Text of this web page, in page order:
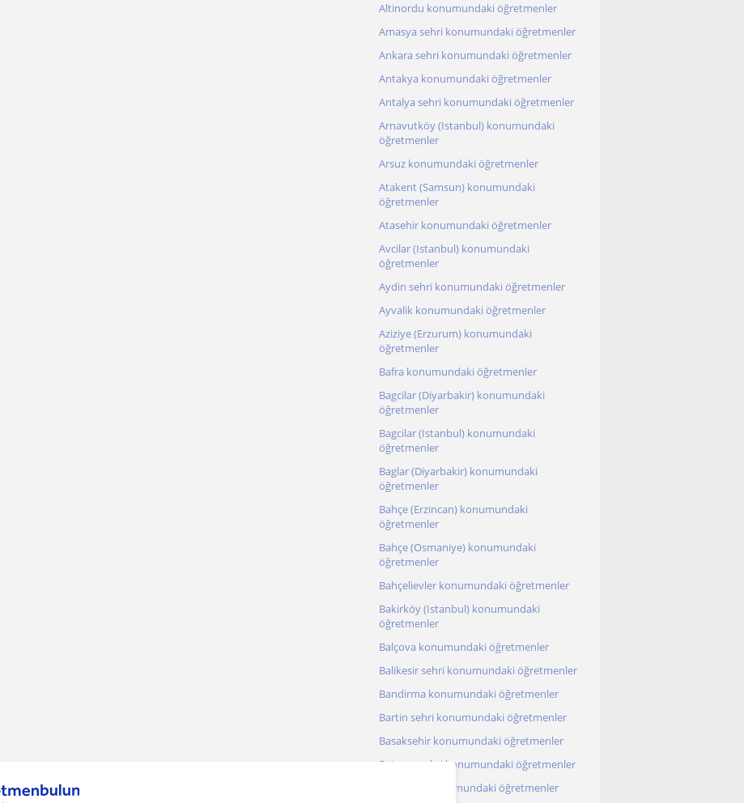
Altinordu konumundaki öğretmenler
Amasya sehri konumundaki öğretmenler
Ankara sehri konumundaki öğretmenler
Antakya konumundaki öğretmenler
Antalya sehri konumundaki öğretmenler
Arnavutköy (Istanbul) konumundaki
öğretmenler
Arsuz konumundaki öğretmenler
Atakent (Samsun) konumundaki
öğretmenler
Atasehir konumundaki öğretmenler
Avcilar (Istanbul) konumundaki
öğretmenler
Aydin sehri konumundaki öğretmenler
Ayvalik konumundaki öğretmenler
Aziziye (Erzurum) konumundaki
öğretmenler
Bafra konumundaki öğretmenler
Bagcilar (Diyarbakir) konumundaki
öğretmenler
Bagcilar (Istanbul) konumundaki
öğretmenler
Baglar (Diyarbakir) konumundaki
öğretmenler
Bahçe (Erzincan) konumundaki
öğretmenler
Bahçe (Osmaniye) konumundaki
öğretmenler
Bahçelievler konumundaki öğretmenler
Bakirköy (Istanbul) konumundaki
öğretmenler
Balçova konumundaki öğretmenler
Balikesir sehri konumundaki öğretmenler
Bandirma konumundaki öğretmenler
Bartin sehri konumundaki öğretmenler
Basaksehir konumundaki öğretmenler
Batman sehri konumundaki öğretmenler
Battalgazi konumundaki öğretmenler